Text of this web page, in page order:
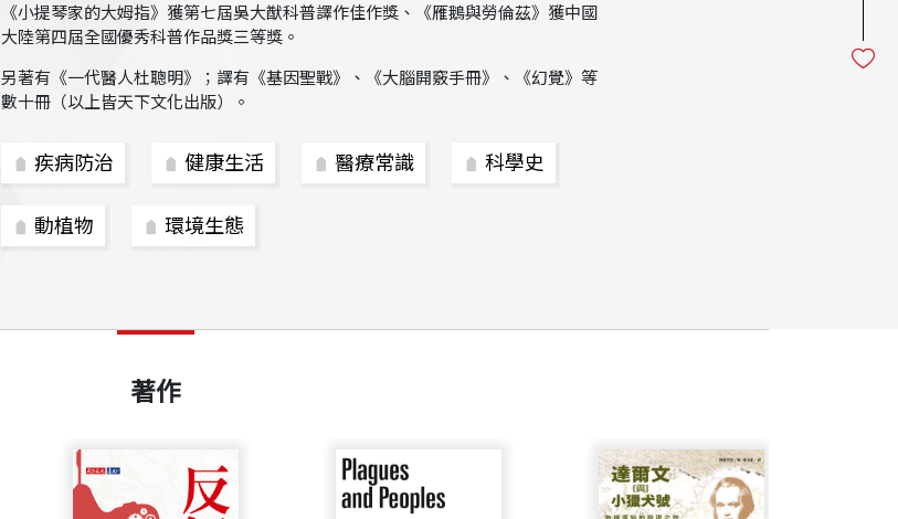
《小提琴家的大姆指》獲第七屆吳大猷科普譯作佳作獎、《雁鵝與勞倫茲》獲中國
大陸第四屆全國優秀科普作品獎三等獎。
另著有《一代醫人杜聰明》；譯有《基因聖戰》、《大腦開竅手冊》、《幻覺》等
數十冊（以上皆天下文化出版）。
疾病防治 健康生活 醫療常識 科學史
動植物 環境生態
著作